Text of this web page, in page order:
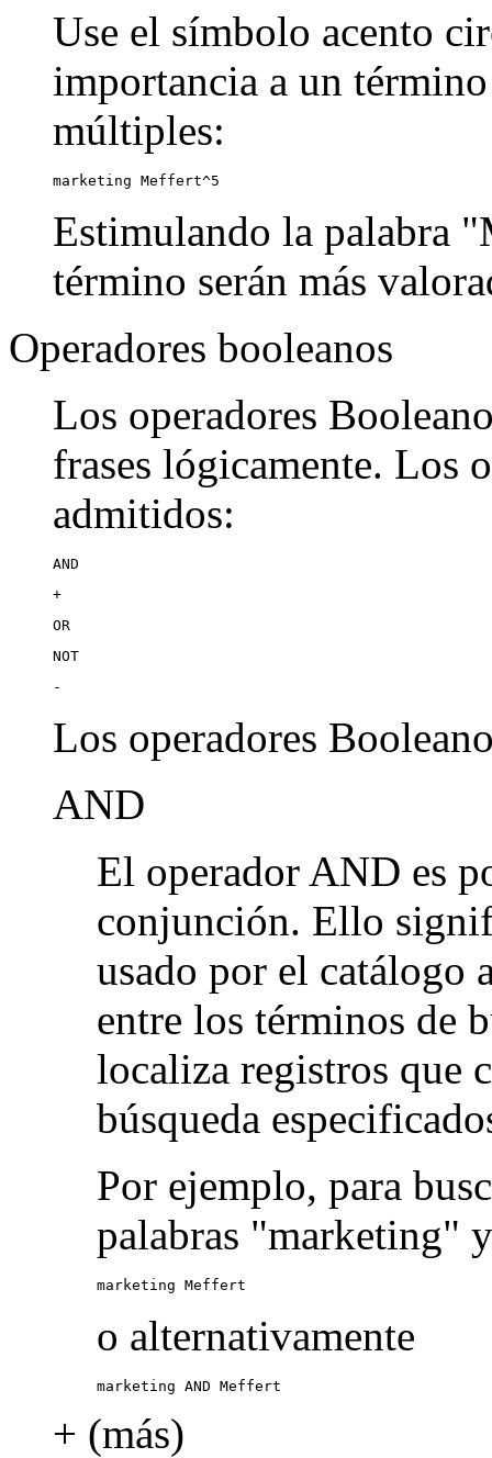
Use el símbolo acento
importancia a un
múltiples:
marketing Meffert^5
Estimulando la palabra
término serán más
Operadores booleanos
Los operadores
frases lógicamente. Los
admitidos:
AND
+
OR
NOT
-
Los operadores
AND
El operador AND es
conjunción. Ello
usado por el catálogo
entre los términos de
localiza registros que
búsqueda
Por ejemplo, para
palabras "marketing"
marketing Meffert
o alternativamente
marketing AND Meffert
+ (más)